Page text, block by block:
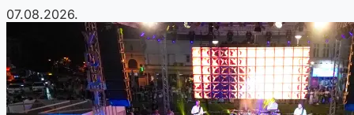
07.08.2026.